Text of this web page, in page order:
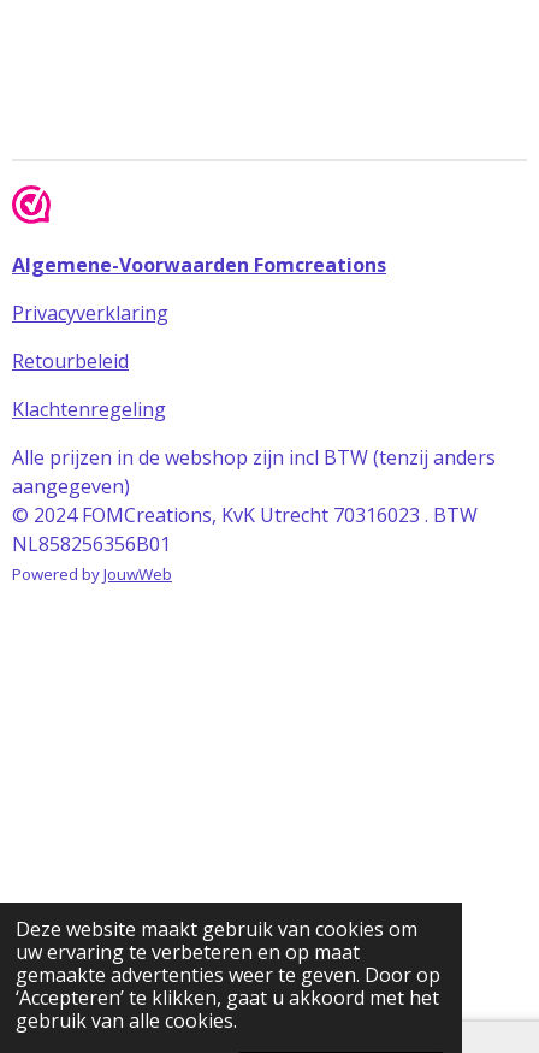
Deze website maakt gebruik van cookies om
uw ervaring te verbeteren en op maat
gemaakte advertenties weer te geven. Door op
‘Accepteren’ te klikken, gaat u akkoord met het
gebruik van alle cookies.
Algemene-Voorwaarden Fomcreations
Privacyverklaring
Retourbeleid
Klachtenregeling
Alle prijzen in de webshop zijn incl BTW (tenzij anders
aangegeven)
© 2024 FOMCreations, KvK Utrecht 70316023 . BTW
NL858256356B01
Powered byJouwWeb